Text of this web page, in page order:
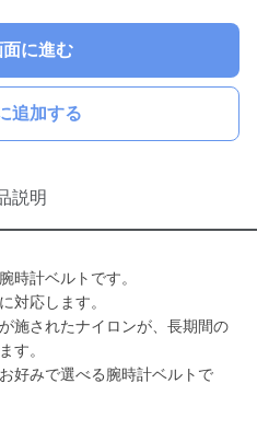
に進む
追加する
説明
時計ベルトです。
対応します。
施されたナイロンが、長期間の
す。
好みで選べる腕時計ベルトで